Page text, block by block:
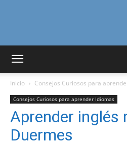
Inicio Consejos Curiosos para
Consejos Curiosos para aprender Idiomas
Aprender inglés
Duermes